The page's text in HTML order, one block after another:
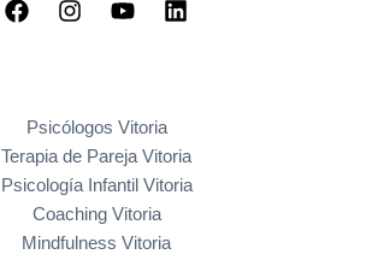
Psicólogos Vitoria
Terapia de Pareja Vitoria
Psicología Infantil Vitoria
Coaching Vitoria
Mindfulness Vitoria